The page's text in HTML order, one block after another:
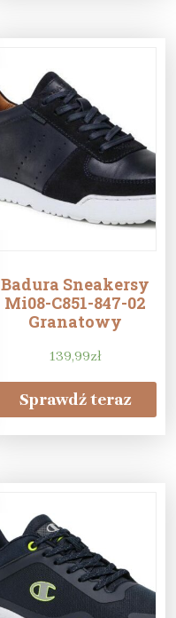
Badura Sneakersy
Mi08-C851-847-02
Granatowy
139,99zł
Sprawdź teraz